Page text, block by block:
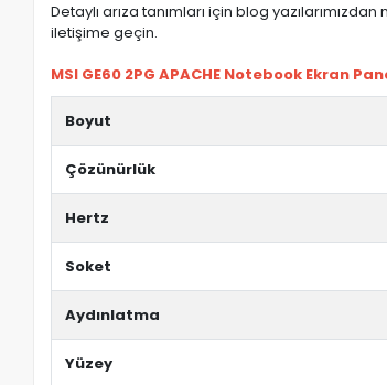
Detaylı arıza tanımları için blog
iletişime geçin.
MSI GE60 2PG APACHE Notebook Ekran
Boyut
Çözünürlük
Hertz
Soket
Aydınlatma
Yüzey